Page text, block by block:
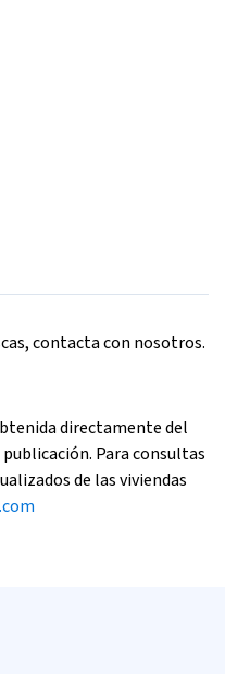
contacta con nosotros.
directamente del
Para consultas
de las viviendas